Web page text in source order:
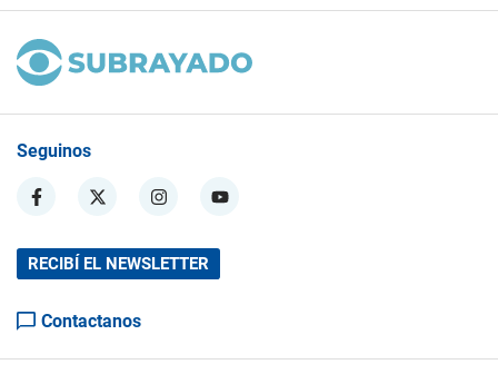
Seguinos
RECIBÍ EL NEWSLETTER
Contactanos